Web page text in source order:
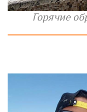
Горячие